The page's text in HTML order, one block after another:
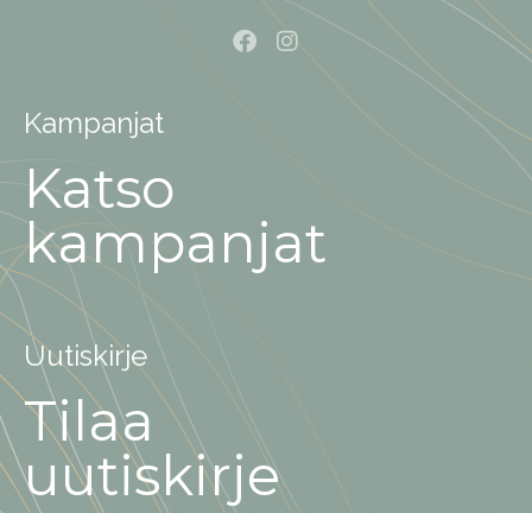
Kampanjat
Katso
kampanjat
Uutiskirje
Tilaa
uutiskirje